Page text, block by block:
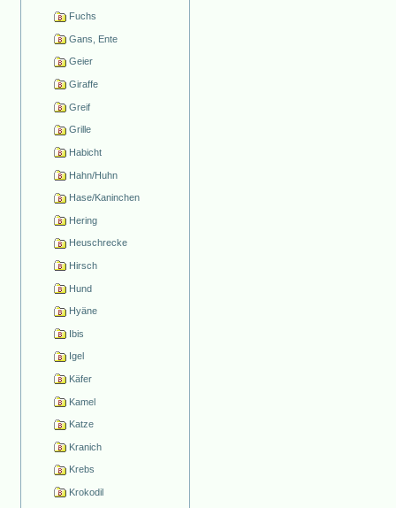
Fuchs
Gans, Ente
Geier
Giraffe
Greif
Grille
Habicht
Hahn/Huhn
Hase/Kaninchen
Hering
Heuschrecke
Hirsch
Hund
Hyäne
Ibis
Igel
Käfer
Kamel
Katze
Kranich
Krebs
Krokodil